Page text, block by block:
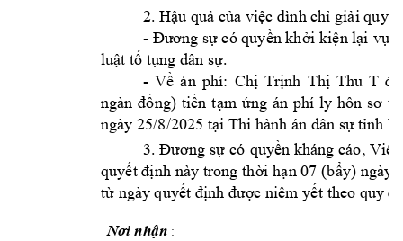
2. Hậu quả của việc đình chỉ giải quyết
- Đương sự có quyền khởi kiện lại vụ
luật tố tụng dân sự.
- Về án phí: Chị Trịnh Thị Thu T đư
ngàn đồng) tiền tạm ứng án phí ly hôn sơ th
ngày 25/8/2025 tại Thi hành án dân sự tỉnh
3. Đương sự có quyền kháng cáo, Viện
quyết định này trong thời hạn 07 (bẩy) ngày
từ ngàyquyết định được niêm yết theo quy
Nơi nhận :